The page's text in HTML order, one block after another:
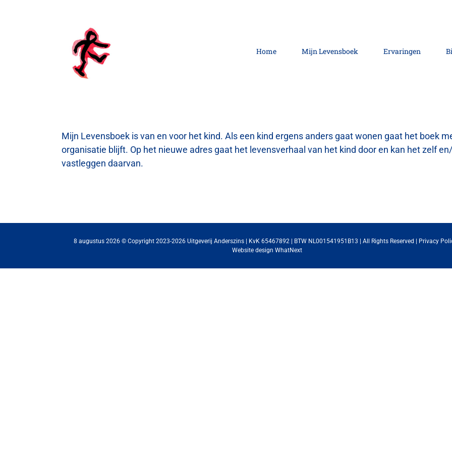
Home Mijn Levensboek Ervaringen
Mijn Levensboek is van en voor het kind. Als een kind ergens anders gaat wonen gaat het boek
organisatie blijft. Op het nieuwe adres gaat het levensverhaal van het kind door en kan het zelf
vastleggen daarvan.
8 augustus 2026 © Copyright 2023-2026 Uitgeverij Anderszins | KvK 65467892 | BTW NL001541951B13 | All Rights Reserved | Privacy
Website design WhatNext